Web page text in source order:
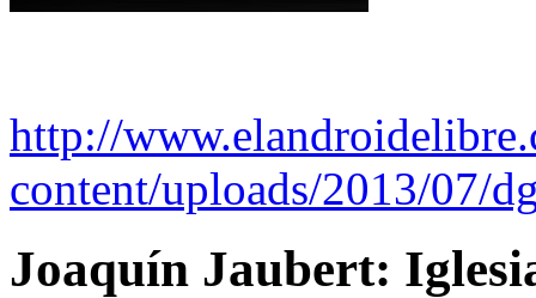
http://
content/uploads/2013/07/
Joaquín Jaubert: